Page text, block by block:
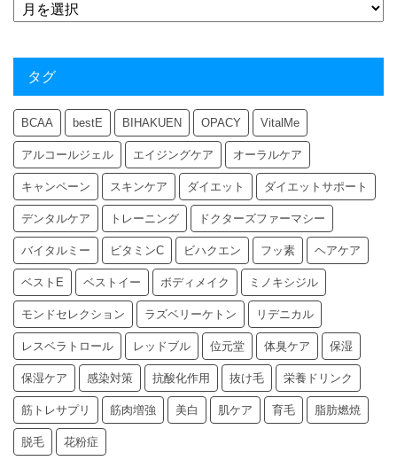
タグ
BCAA bestE BIHAKUEN OPACY VitalMe
アルコールジェル エイジングケア オーラルケア
キャンペーン スキンケア ダイエット ダイエットサポート
デンタルケア トレーニング ドクターズファーマシー
バイタルミー ビタミンC ビハクエン フッ素 ヘアケア
ベストE ベストイー ボディメイク ミノキシジル
モンドセレクション ラズベリーケトン リデニカル
レスベラトロール レッドブル 位元堂 体臭ケア 保湿
保湿ケア 感染対策 抗酸化作用 抜け毛 栄養ドリンク
筋トレサプリ 筋肉増強 美白 肌ケア 育毛 脂肪燃焼
脱毛 花粉症